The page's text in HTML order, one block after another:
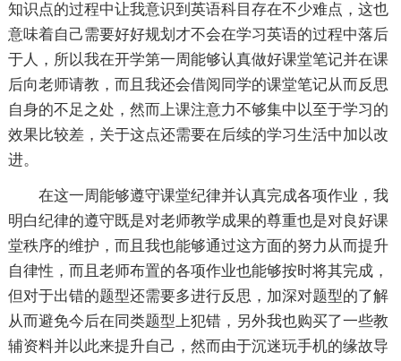
知识点的过程中让我意识到英语科目存在不少难点，这也
意味着自己需要好好规划才不会在学习英语的过程中落后
于人，所以我在开学第一周能够认真做好课堂笔记并在课
后向老师请教，而且我还会借阅同学的课堂笔记从而反思
自身的不足之处，然而上课注意力不够集中以至于学习的
效果比较差，关于这点还需要在后续的学习生活中加以改
进。
在这一周能够遵守课堂纪律并认真完成各项作业，我
明白纪律的遵守既是对老师教学成果的尊重也是对良好课
堂秩序的维护，而且我也能够通过这方面的努力从而提升
自律性，而且老师布置的各项作业也能够按时将其完成，
但对于出错的题型还需要多进行反思，加深对题型的了解
从而避免今后在同类题型上犯错，另外我也购买了一些教
辅资料并以此来提升自己，然而由于沉迷玩手机的缘故导